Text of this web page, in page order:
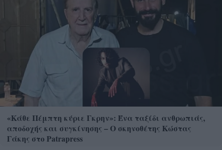
«Κάθε Πέμπτη κύριε Γκρην»: Ένα ταξίδι ανθρωπιάς,
αποδοχής και συγκίνησης – Ο σκηνοθέτης Κώστας
Γάκης στο Patrapress